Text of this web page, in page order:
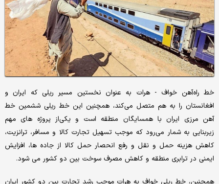
خط راه‌آهن خواف - هرات به عنوان نخستین مسیر ریلی که ایران و
افغانستان را به هم متصل می‌کند، همچنین این خط ریلی ششمین خط
آهن مرزی ایران با همسایگان منطقه است و یکی‌از پروژه های مهم
زیربنایی به شمار می‌رود که موجب تسهیل تجارت کالا و مسافر، ترانزیت،
کاهش هزینه حمل و نقل و رفع انحصار حمل کالا از جاده ها، افزایش
ایمنی در ترابری منطقه و کاهش مصرف سوخت بین دو کشور می شود.
همچنین، خط ریلی خواف به هرات موجب رشد تجارت بین دو کشور ایران